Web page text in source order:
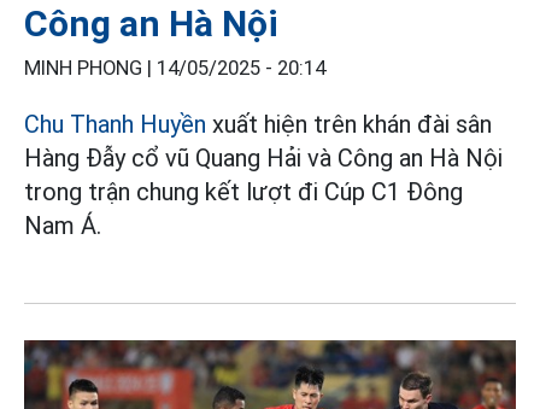
Công an Hà Nội
MINH PHONG | 14/05/2025 - 20:14
Chu Thanh Huyền xuất hiện trên khán đài sân
Hàng Đẫy cổ vũ Quang Hải và Công an Hà Nội
trong trận chung kết lượt đi Cúp C1 Đông
Nam Á.